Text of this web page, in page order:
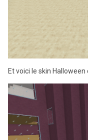
Et voici le skin Halloween